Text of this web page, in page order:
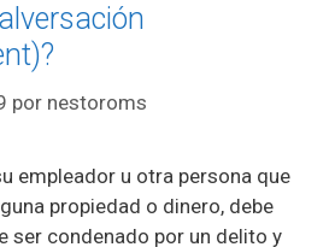
por nestoroms
empleador u otra persona que
propiedad o dinero, debe
ser condenado por un delito y